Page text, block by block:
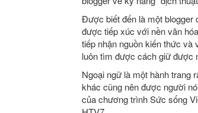
Được biết đến là một blogger
được tiếp xúc với nền văn
tiếp nhận nguồn kiến thức và
luôn tìm được cách giữ được
Ngoại ngữ là một hành trang
khác cũng nên được người
của chương trình Sức sống